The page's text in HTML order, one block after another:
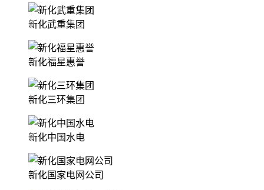
新化武重集团
新化福星惠誉
新化三环集团
新化中国水电
新化国家电网公司